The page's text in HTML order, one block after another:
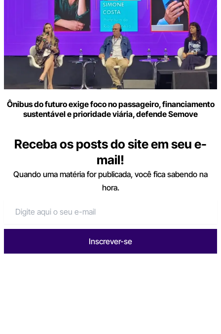
Ônibus do futuro exige foco no passageiro, financiamento
sustentável e prioridade viária, defende Semove
Receba os posts do site em seu e-
mail!
Quando uma matéria for publicada, você fica sabendo na
hora.
Inscrever-se